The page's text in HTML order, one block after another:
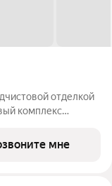
отделкой
комплекс
жилой комплекс
мне